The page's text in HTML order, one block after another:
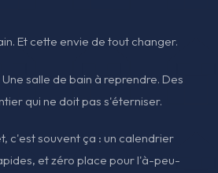
Et cette envie de tout changer.
salle de bain à reprendre. Des
qui ne doit pas s'éterniser.
c'est souvent ça : un calendrier
et zéro place pour l'à-peu-